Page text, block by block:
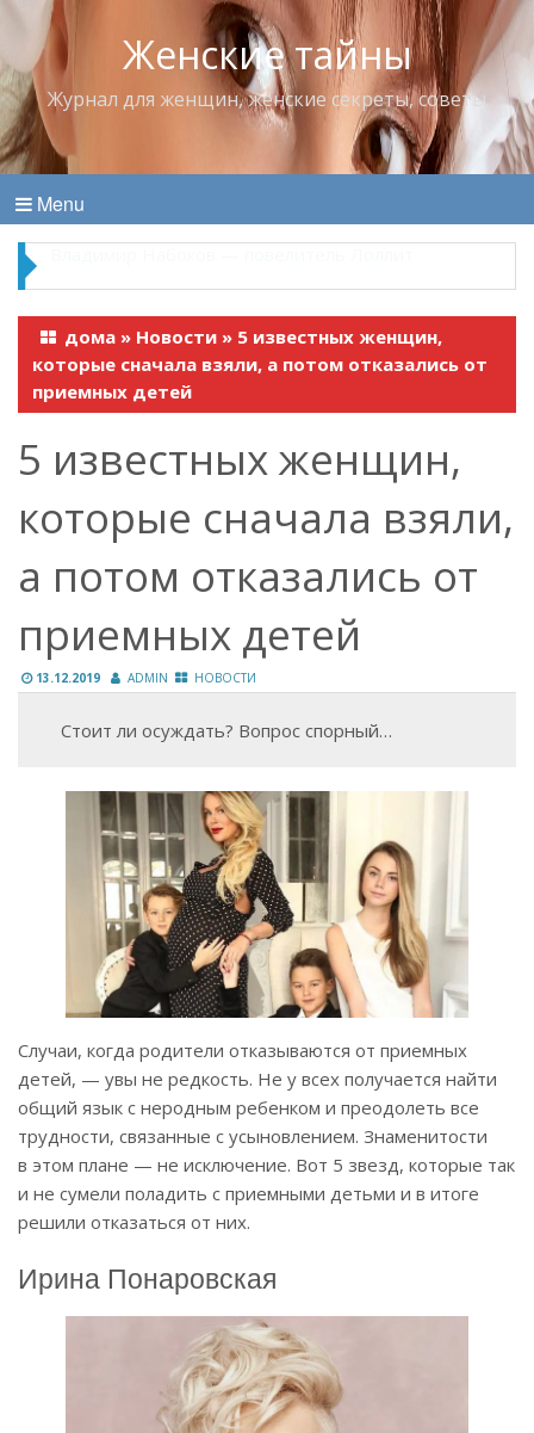
Женские тайны
Журнал для женщин, женские секреты, советы
Menu
дома » Новости » 5 известных женщин,
которые сначала взяли, а потом отказались от
приемных детей
5 известных женщин,
которые сначала взяли,
а потом отказались от
приемных детей
13.12.2019 ADMIN НОВОСТИ
Стоит ли осуждать? Вопрос спорный…
Случаи, когда родители отказываются от приемных
детей, — увы не редкость. Не у всех получается найти
общий язык с неродным ребенком и преодолеть все
трудности, связанные с усыновлением. Знаменитости
в этом плане — не исключение. Вот 5 звезд, которые так
и не сумели поладить с приемными детьми и в итоге
решили отказаться от них.
Ирина Понаровская